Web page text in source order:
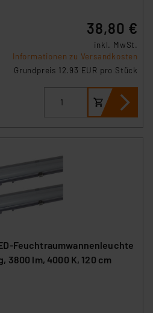
38,80 €
inkl. MwSt.
Informationen zu Versandkosten
Grundpreis 12.93 EUR pro Stück
Feuchtraumwannenleuchte
3800 lm, 4000 K, 120 cm